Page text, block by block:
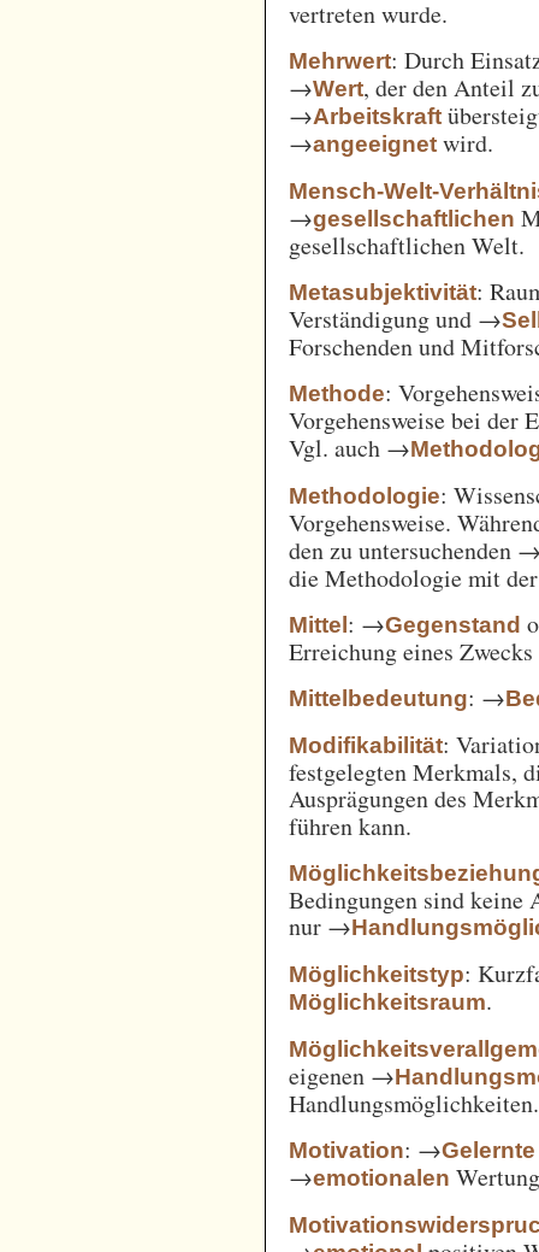
vertreten wurde.
Mehrwert: Durch
→Wert, der den Anteil
→Arbeitskraft
→angeeignet wird.
Mensch-Welt-
→gesellschaftlichen
gesellschaftlichen Welt.
Metasubjektivität:
Verständigung und →
Forschenden und
Methode:
Vorgehensweise bei der
Vgl. auch →
Methodologie:
Vorgehensweise.
den zu untersuchenden
die Methodologie mit
Mittel: →Gegenstand
Erreichung eines
Mittelbedeutung: →
Modifikabilität:
festgelegten Merkmals,
Ausprägungen des
führen kann.
Bedingungen sind keine
nur →
Möglichkeitstyp:
Möglichkeitsraum.
eigenen →
Handlungsmöglichkeiten.
Motivation: →Gelernte
→emotionalen